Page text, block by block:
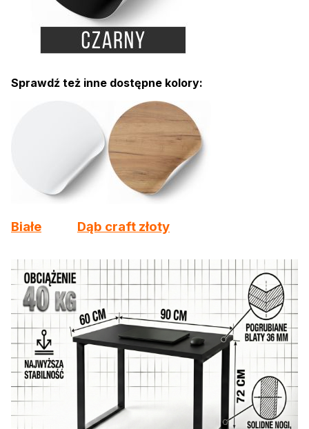
Sprawdź też inne dostępne kolory:
Białe Dąb craft złoty